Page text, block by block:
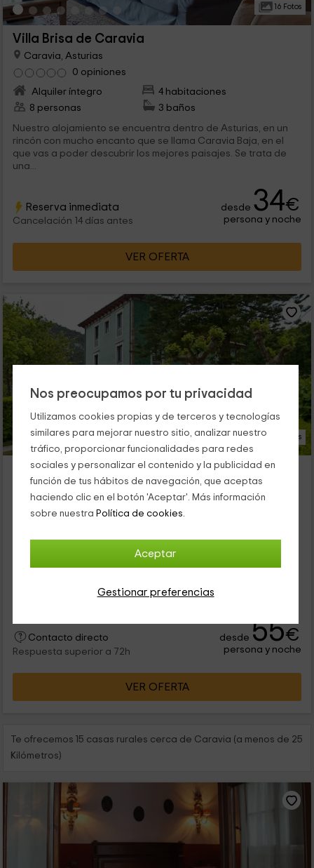
Nos preocupamos por tu privacidad
Utilizamos cookies propias y de terceros y tecnologías
similares para mejorar nuestro sitio, analizar nuestro
tráfico, proporcionar funcionalidades para redes
sociales y personalizar el contenido y la publicidad en
función de tus hábitos de navegación, que aceptas
haciendo clic en el botón 'Aceptar'. Más información
sobre nuestra Política de cookies.
Aceptar
Gestionar preferencias
16 Fotos
Villa Brisa de Caravia
Caravia, Asturias
0 opiniones
Alquiler íntegro
4 habitaciones
8 personas
3 baños
Nuestro alojamiento se encuentra dentro de Asturias, en un
rincón con mucho encanto que se llama Caravia Baja, en el
que vas a poder descubrir los mejores paisajes. Se trata de
una...
Reserva inmediata
Cancelación 14 días antes
desde 34€
persona y noche
VER OFERTA
30 Fotos
Hotel La Raposera
Caravia, Asturias
0 opiniones
14 personas
6 baños
Este hotel se encuentra ubicado en el encantador municipio
asturiano de Caravia. Ubicado en una granja de 1917
encanto natural y un...
Contacto directo
Respuesta superior a 72h
desde 55€
persona y noche
VER OFERTA
Te ofrecemos 15 casas rurales cerca de Caravia (a menos de 25
Kilómetros)